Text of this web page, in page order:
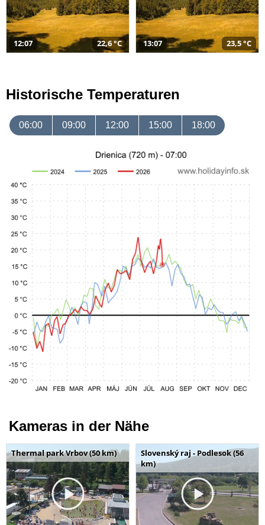
12:07 22,6 °C 13:07 23,5 °C
Historische Temperaturen
06:00 09:00 12:00 15:00 18:00
Kameras in der Nähe
Thermal park Vrbov (50 km)
Slovenský raj - Podlesok (56
km)